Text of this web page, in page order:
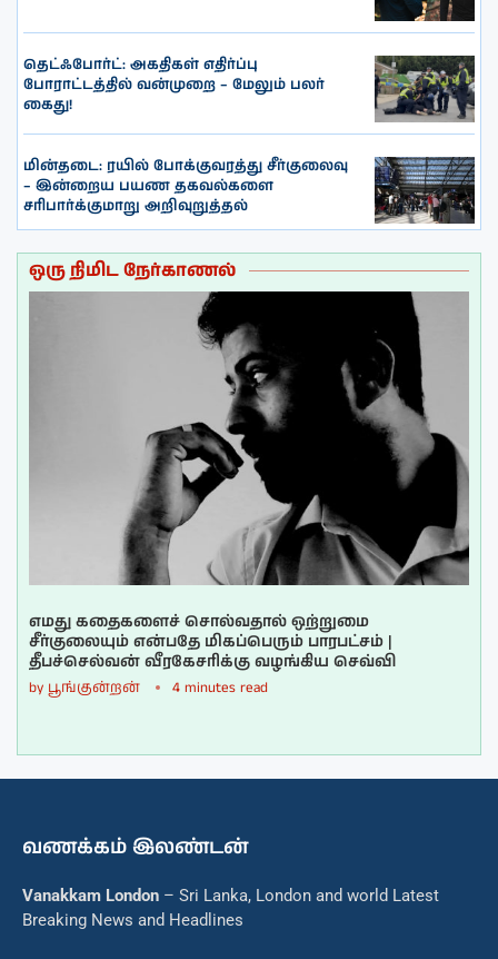
தெட்ஃபோர்ட்: அகதிகள் எதிர்ப்பு
போராட்டத்தில் வன்முறை – மேலும் பலர்
கைது!
மின்தடை: ரயில் போக்குவரத்து சீர்குலைவு
– இன்றைய பயண தகவல்களை
சரிபார்க்குமாறு அறிவுறுத்தல்
ஒரு நிமிட நேர்காணல்
எமது கதைகளைச் சொல்வதால் ஒற்றுமை
சீர்குலையும் என்பதே மிகப்பெரும் பாரபட்சம் |
தீபச்செல்வன் வீரகேசரிக்கு வழங்கிய செவ்வி
by பூங்குன்றன் 4 minutes read
வணக்கம் இலண்டன்
Vanakkam London – Sri Lanka, London and world Latest
Breaking News and Headlines